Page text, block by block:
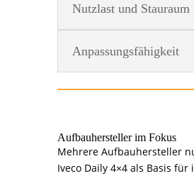
Nutzlast und Stauraum
Anpassungsfähigkeit
Aufbauhersteller im Fokus
Mehrere Aufbauhersteller
Iveco Daily 4×4 als Basis für